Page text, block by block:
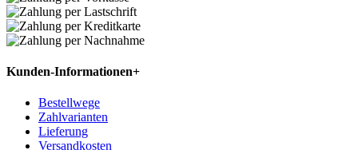
Kunden-Informationen+
Bestellwege
Zahlvarianten
Lieferung
Versandkosten